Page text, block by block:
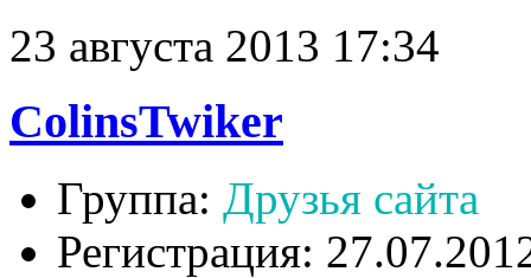
23 августа 2013 17:34
ColinsTwiker
Группа: Друзья сайта
Регистрация: